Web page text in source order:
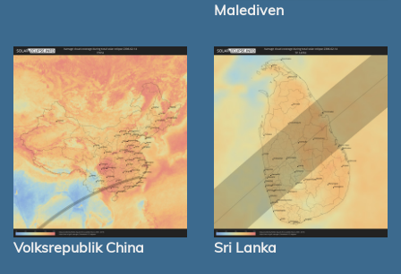
Malediven
Volksrepublik China Sri Lanka